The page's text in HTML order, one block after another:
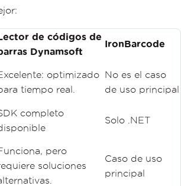
de códigos de
Dynamsoft
IronBarcode
optimizado
tiempo real.
No es el caso
de uso principal
completo
Solo .NET
pero
soluciones
Caso de uso
principal